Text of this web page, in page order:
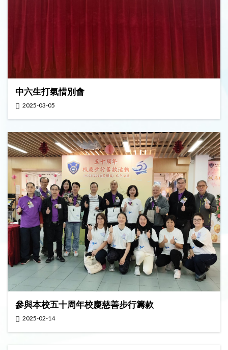
中六生打氣惜別會
2025-03-05
參與本校五十周年校慶慈善步行籌款
2025-02-14